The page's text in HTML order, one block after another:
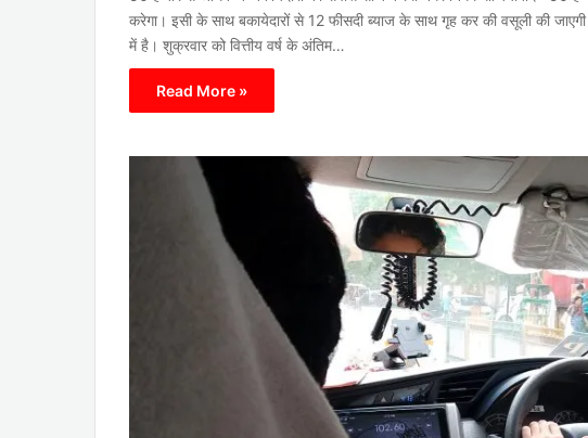
करेगा। इसी के साथ बकायेदारों से 12 फीसदी ब्याज के साथ गृह कर की वसूली की
में है। शुक्रवार को वित्तीय वर्ष के अंतिम…
Read More »